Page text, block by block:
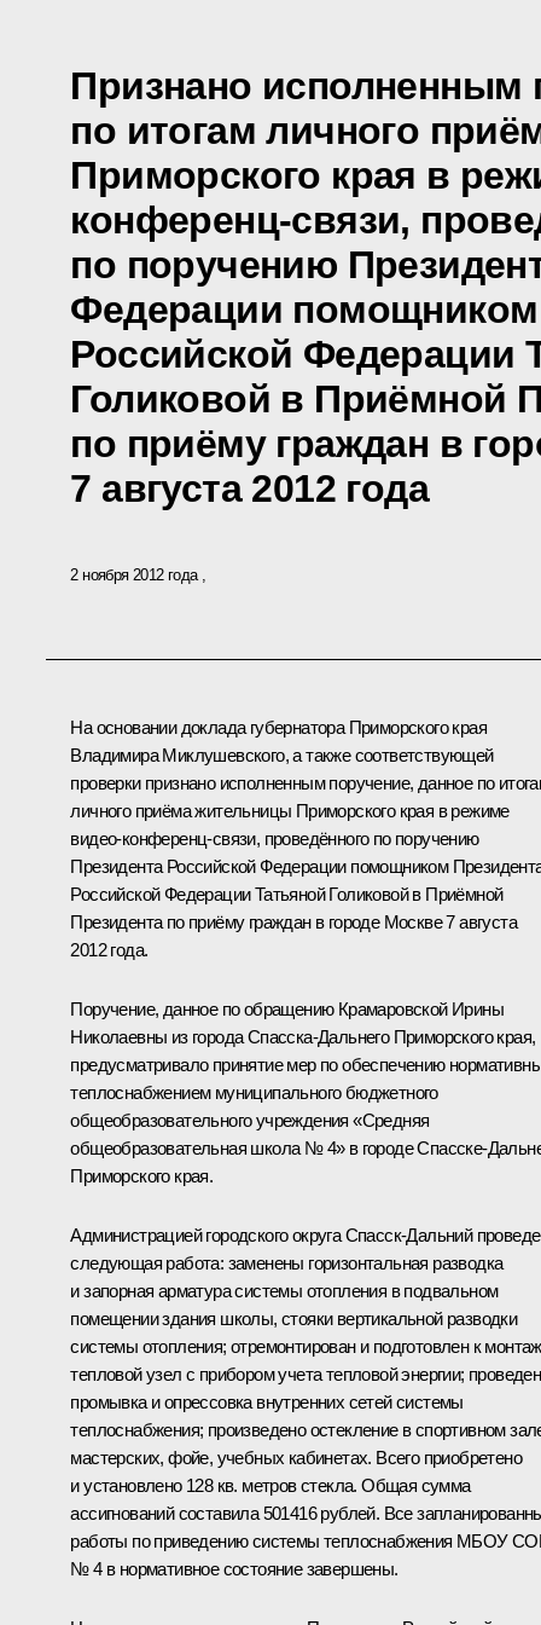
Признано исполненным
по итогам личного
Приморского края в
конференц-связи,
по поручению
Федерации помощником
Российской Федерации
Голиковой в Приёмной
по приёму граждан в
7 августа 2012 года
2 ноября 2012 года
На основании доклада губернатора Приморского края
Владимира Миклушевского, а также соответствующей
проверки признано исполненным поручение, данное по
личного приёма жительницы Приморского края в режиме
видео-конференц-связи, проведённого по поручению
Президента Российской Федерации помощником
Российской Федерации Татьяной Голиковой в Приёмной
Президента по приёму граждан в городе Москве 7 августа
2012 года.
Поручение, данное по обращению Крамаровской Ирины
Николаевны из города Спасска-Дальнего Приморского края,
предусматривало принятие мер по обеспечению
теплоснабжением муниципального бюджетного
общеобразовательного учреждения «Средняя
общеобразовательная школа № 4» в городе Спасске-
Приморского края.
Администрацией городского округа Спасск-Дальний
следующая работа: заменены горизонтальная разводка
и запорная арматура системы отопления в подвальном
помещении здания школы, стояки вертикальной разводки
системы отопления; отремонтирован и подготовлен к
тепловой узел с прибором учета тепловой энергии;
промывка и опрессовка внутренних сетей системы
теплоснабжения; произведено остекление в спортивном
мастерских, фойе, учебных кабинетах. Всего приобретено
и установлено 128 кв. метров стекла. Общая сумма
ассигнований составила 501416 рублей. Все
работы по приведению системы теплоснабжения МБОУ
№ 4 в нормативное состояние завершены.